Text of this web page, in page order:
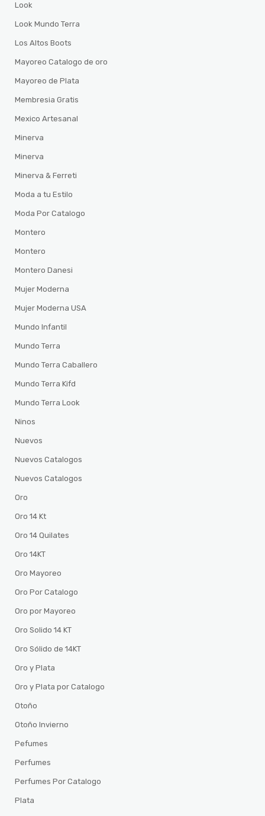
Look
Look Mundo Terra
Los Altos Boots
Mayoreo Catalogo de oro
Mayoreo de Plata
Membresia Gratis
Mexico Artesanal
Minerva
Minerva
Minerva & Ferreti
Moda a tu Estilo
Moda Por Catalogo
Montero
Montero
Montero Danesi
Mujer Moderna
Mujer Moderna USA
Mundo Infantil
Mundo Terra
Mundo Terra Caballero
Mundo Terra Kifd
Mundo Terra Look
Ninos
Nuevos
Nuevos Catalogos
Nuevos Catalogos
Oro
Oro 14 Kt
Oro 14 Quilates
Oro 14KT
Oro Mayoreo
Oro Por Catalogo
Oro por Mayoreo
Oro Solido 14 KT
Oro Sólido de 14KT
Oro y Plata
Oro y Plata por Catalogo
Otoño
Otoño Invierno
Pefumes
Perfumes
Perfumes Por Catalogo
Plata